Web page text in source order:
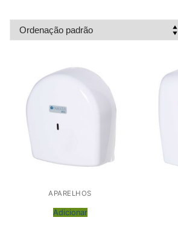
APARELHOS
Adicionar